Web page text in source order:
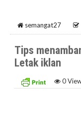
semangat27
Tips
Letak iklan
0